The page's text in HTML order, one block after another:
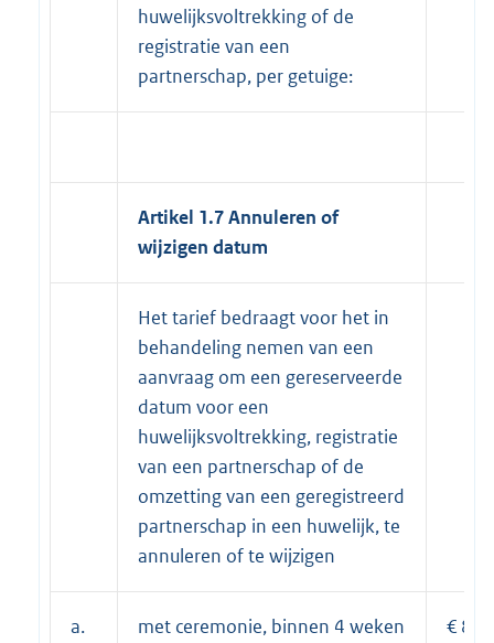
huwelijksvoltrekking of de
registratie van een
partnerschap, per getuige:
Artikel 1.7 Annuleren of
wijzigen datum
Het tarief bedraagt voor het in
behandeling nemen van een
aanvraag om een gereserveerde
datum voor een
huwelijksvoltrekking, registratie
van een partnerschap of de
omzetting van een geregistreerd
partnerschap in een huwelijk, te
annuleren of te wijzigen
a. met ceremonie, binnen 4 weken €